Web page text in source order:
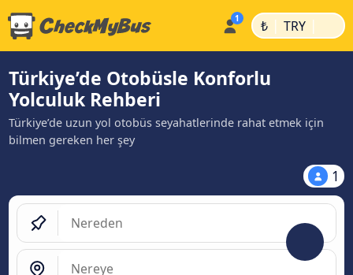
₺ | TRY |
Türkiye’de Otobüsle Konforlu
Yolculuk Rehberi
Türkiye’de uzun yol otobüs seyahatlerinde rahat etmek için
bilmen gereken her şey
1